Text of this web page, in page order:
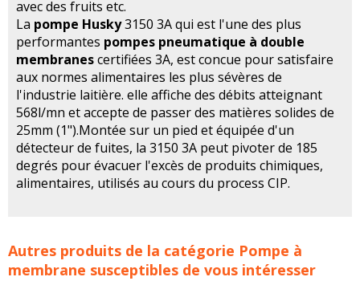
avec des fruits etc.
La pompe Husky3150 3A qui est l'une des plus
performantes pompes pneumatique à double
membranescertifiées 3A, est concue pour satisfaire
aux normes alimentaires les plus sévères de
l'industrie laitière. elle affiche des débits atteignant
568l/mn et accepte de passer des matières solides de
25mm (1").Montée sur un pied et équipée d'un
détecteur de fuites, la 3150 3A peut pivoter de 185
degrés pour évacuer l'excès de produits chimiques,
alimentaires, utilisés au cours du process CIP.
Pompes alimentaires GRACO concerne les familles de
produits :pompepompes POMPES VIBRANTES A
Autres produits de la catégorie Pompe à
membrane susceptibles de vous intéresser